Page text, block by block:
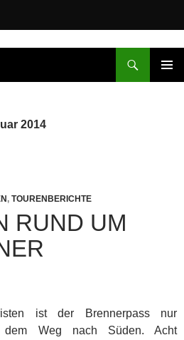
2014
, TOURENBERICHTE
RUND UM
ist der Brennerpass nur
dem Weg nach Süden. Acht